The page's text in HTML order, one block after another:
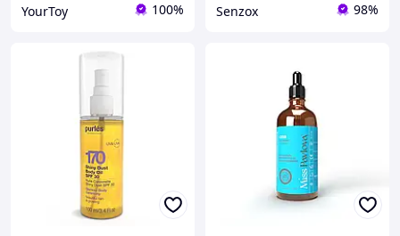
YourToy 100% Senzox 98%